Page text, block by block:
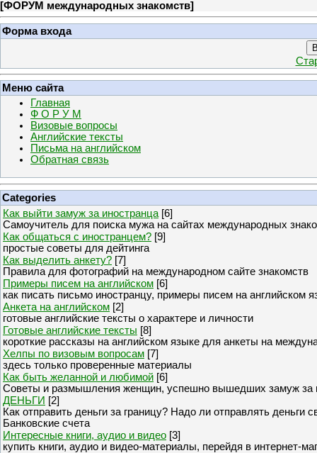
[ФОРУМ международных знакомств]
Форма входа
Меню сайта
Главная
Ф О Р У М
Визовые вопросы
Английские тексты
Письма на английском
Обратная связь
Categories
Как выйти замуж за иностранца [6]
Самоучитель для поиска мужа на сайтах международных
Как общаться с иностранцем? [9]
простые советы для дейтинга
Как выделить анкету? [7]
Правила для фотографий на международном сайте знакомств
Примеры писем на английском [6]
как писать письмо иностранцу, примеры писем на английском
Анкета на английском [2]
готовые английские тексты о характере и личности
Готовые английские тексты [8]
короткие рассказы на английском языке для анкеты на
Хелпы по визовым вопросам [7]
здесь только проверенные материалы
Как быть желанной и любимой [6]
Советы и размышления женщин, успешно вышедших замуж за
ДЕНЬГИ [2]
Как отправить деньги за границу? Надо ли отправлять деньги
Банковские счета
Интересные книги, аудио и видео [3]
купить книги, аудио и видео-материалы, перейдя в интернет-